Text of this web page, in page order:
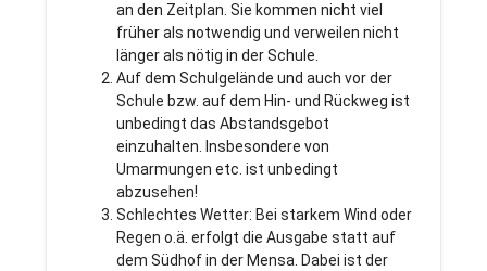
an den Zeitplan. Sie kommen nicht viel
früher als notwendig und verweilen nicht
länger als nötig in der Schule.
Auf dem Schulgelände und auch vor der
Schule bzw. auf dem Hin- und Rückweg ist
unbedingt das Abstandsgebot
einzuhalten. Insbesondere von
Umarmungen etc. ist unbedingt
abzusehen!
Schlechtes Wetter: Bei starkem Wind oder
Regen o.ä. erfolgt die Ausgabe statt auf
dem Südhof in der Mensa. Dabei ist der